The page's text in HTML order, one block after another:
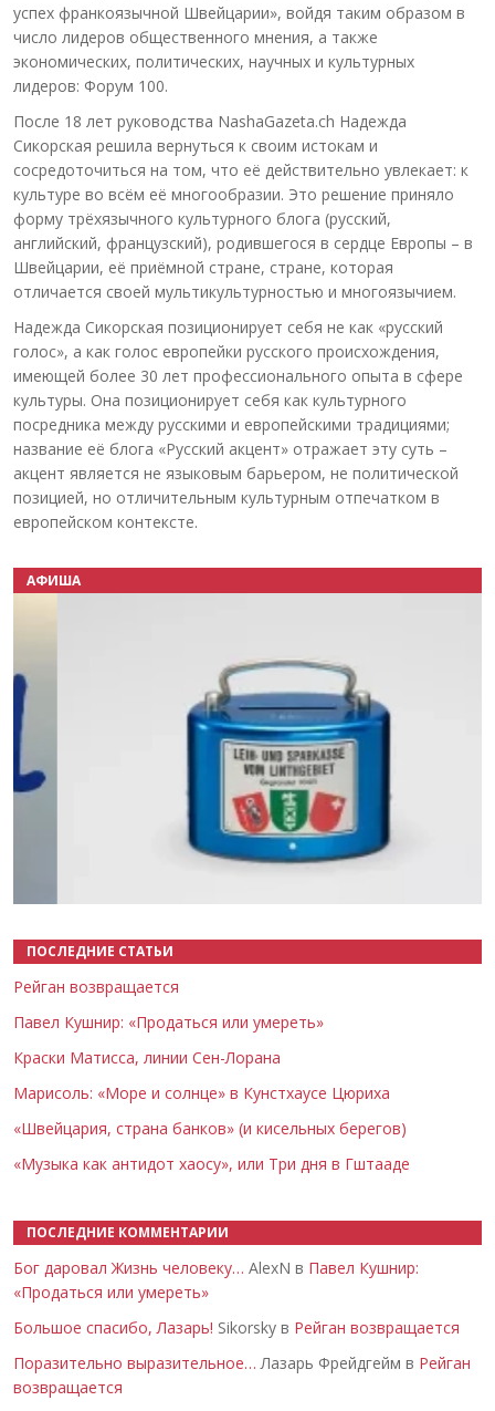
успех франкоязычной Швейцарии», войдя таким образом в
число лидеров общественного мнения, а также
экономических, политических, научных и культурных
лидеров: Форум 100.
После 18 лет руководства NashaGazeta.ch Надежда
Сикорская решила вернуться к своим истокам и
сосредоточиться на том, что её действительно увлекает: к
культуре во всём её многообразии. Это решение приняло
форму трёхязычного культурного блога (русский,
английский, французский), родившегося в сердце Европы – в
Швейцарии, её приёмной стране, стране, которая
отличается своей мультикультурностью и многоязычием.
Надежда Сикорская позиционирует себя не как «русский
голос», а как голос европейки русского происхождения,
имеющей более 30 лет профессионального опыта в сфере
культуры. Она позиционирует себя как культурного
посредника между русскими и европейскими традициями;
название её блога «Русский акцент» отражает эту суть –
акцент является не языковым барьером, не политической
позицией, но отличительным культурным отпечатком в
европейском контексте.
АФИША
ПОСЛЕДНИЕ СТАТЬИ
Рейган возвращается
Павел Кушнир: «Продаться или умереть»
Краски Матисса, линии Сен-Лорана
Марисоль: «Море и солнце» в Кунстхаусе Цюриха
«Швейцария, страна банков» (и кисельных берегов)
«Музыка как антидот хаосу», или Три дня в Гштааде
ПОСЛЕДНИЕ КОММЕНТАРИИ
Бог даровал Жизнь человеку… AlexN в Павел Кушнир:
«Продаться или умереть»
Большое спасибо, Лазарь! Sikorsky в Рейган возвращается
Поразительно выразительное… Лазарь Фрейдгейм в Рейган
возвращается